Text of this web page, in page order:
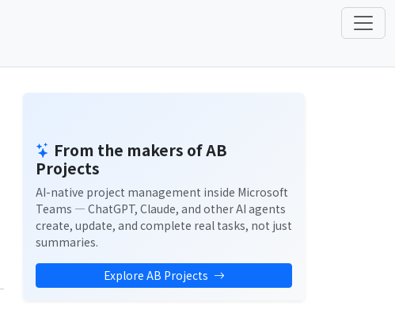
From the makers of AB
Projects
AI-native project management inside Microsoft
Teams — ChatGPT, Claude, and other AI agents
create, update, and complete real tasks, not just
summaries.
Explore AB Projects